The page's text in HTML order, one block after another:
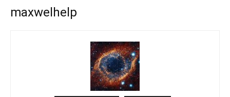
maxwelhelp